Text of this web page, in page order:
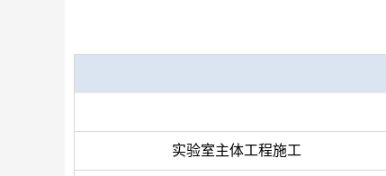
实验室主体工程施工